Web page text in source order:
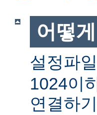
어떻
설정파
1024이
연결하